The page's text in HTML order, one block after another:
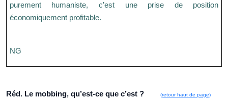
purement humaniste, c’est une prise de position
économiquement profitable.
NG
Réd. Le mobbing, qu’est-ce que c’est ? (retour haut de page)